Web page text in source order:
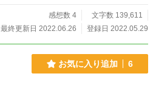
感想数 4
文字数 139,611
最終更新日 2022.06.26
登録日 2022.05.29
お気に入り追加 6